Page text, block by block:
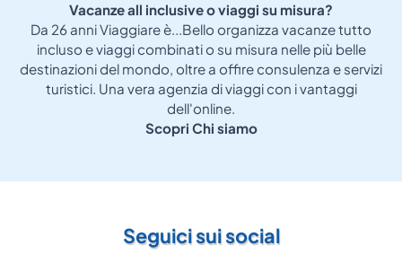
Vacanze all inclusive o viaggi su misura?
Da 26 anni Viaggiare è...Bello organizza vacanze tutto
incluso e viaggi combinati o su misura nelle più belle
destinazioni del mondo, oltre a offire consulenza e servizi
turistici. Una vera agenzia di viaggi con i vantaggi
dell'online.
Scopri Chi siamo
Seguici sui social